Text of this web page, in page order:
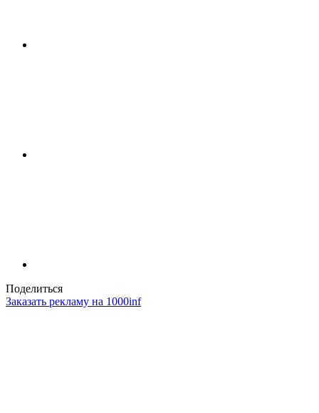
Поделиться
Заказать рекламу на 1000inf